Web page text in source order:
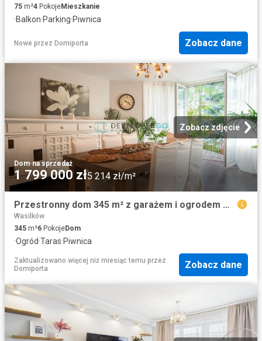
75 m²4 PokojeMieszkanie
·Balkon·Parking·Piwnica
Nowe przez Domiporta Zobacz dane
Zobacz zdjęcie
Dom·na sprzedaż
1 799 000 zł5 214 zł/m²
Przestronny dom 345 m² z garażem i ogrodem w Wasilkowie
Wasilków
345 m²6 PokojeDom
·Ogród·Taras·Piwnica
Zaktualizowano więcej niż miesiąc temu przez
Domiporta
Zobacz dane